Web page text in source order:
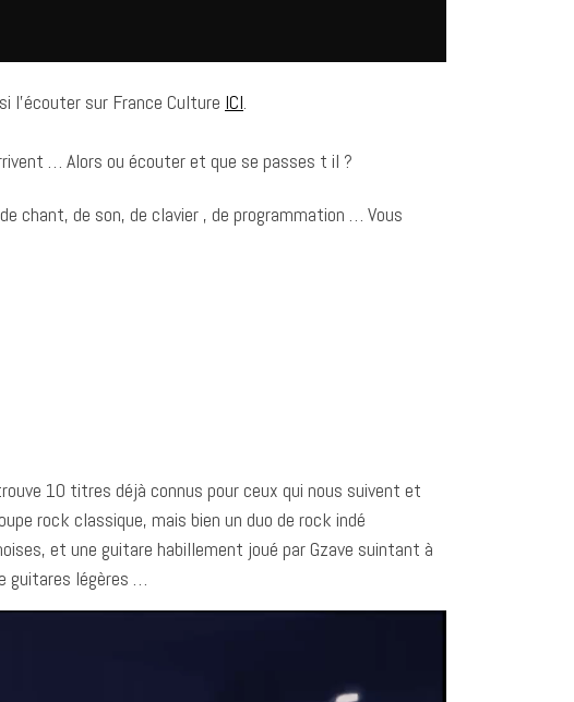
l’écouter sur France Culture ICI.
… Alors ou écouter et que se passes t il ?
chant, de son, de clavier , de programmation … Vous
10 titres déjà connus pour ceux qui nous suivent et
rock classique, mais bien un duo de rock indé
et une guitare habillement joué par Gzave suintant à
guitares légères …